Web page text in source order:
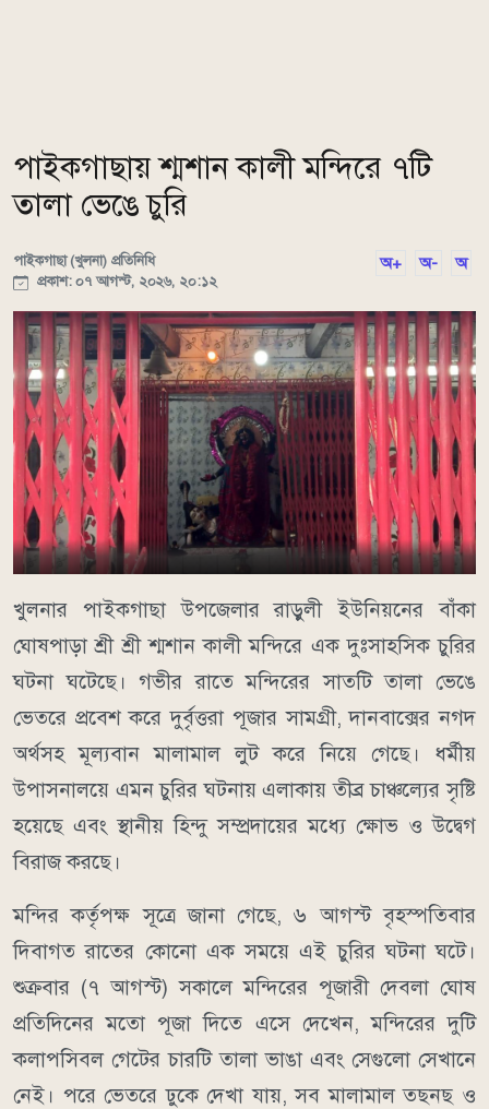
পাইকগাছায় শ্মশান কালী মন্দিরে ৭টি
তালা ভেঙে চুরি
পাইকগাছা (খুলনা) প্রতিনিধি
প্রকাশ: ০৭ আগস্ট, ২০২৬, ২০:১২
অ+ অ- অ
খুলনার পাইকগাছা উপজেলার রাড়ুলী ইউনিয়নের বাঁকা
ঘোষপাড়া শ্রী শ্রী শ্মশান কালী মন্দিরে এক দুঃসাহসিক চুরির
ঘটনা ঘটেছে। গভীর রাতে মন্দিরের সাতটি তালা ভেঙে
ভেতরে প্রবেশ করে দুর্বৃত্তরা পূজার সামগ্রী, দানবাক্সের নগদ
অর্থসহ মূল্যবান মালামাল লুট করে নিয়ে গেছে। ধর্মীয়
উপাসনালয়ে এমন চুরির ঘটনায় এলাকায় তীব্র চাঞ্চল্যের সৃষ্টি
হয়েছে এবং স্থানীয় হিন্দু সম্প্রদায়ের মধ্যে ক্ষোভ ও উদ্বেগ
বিরাজ করছে।
মন্দির কর্তৃপক্ষ সূত্রে জানা গেছে, ৬ আগস্ট বৃহস্পতিবার
দিবাগত রাতের কোনো এক সময়ে এই চুরির ঘটনা ঘটে।
শুক্রবার (৭ আগস্ট) সকালে মন্দিরের পূজারী দেবলা ঘোষ
প্রতিদিনের মতো পূজা দিতে এসে দেখেন, মন্দিরের দুটি
কলাপসিবল গেটের চারটি তালা ভাঙা এবং সেগুলো সেখানে
নেই। পরে ভেতরে ঢুকে দেখা যায়, সব মালামাল তছনছ ও